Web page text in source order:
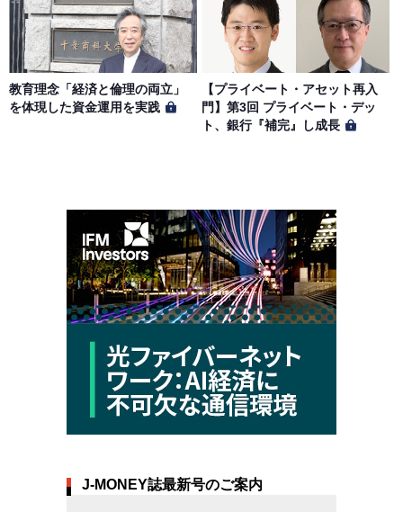
教育理念「経済と倫理の両立」
を体現した資金運用を実践
【プライベート・アセット再入
門】第3回 プライベート・デッ
ト、銀行『補完』し成長
J-MONEY誌最新号のご案内